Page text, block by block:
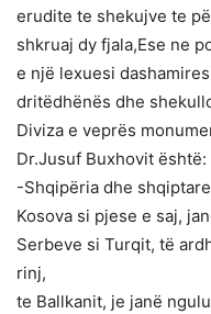
erudite te shekujve te
shkruaj dy fjala,Ese ne
e një lexuesi
dritëdhënës dhe
Diviza e veprës
Dr.Jusuf Buxhovit është:
-Shqipëria dhe
Kosova si pjese e saj,
Serbeve si Turqit, të
rinj,
te Ballkanit, je janë